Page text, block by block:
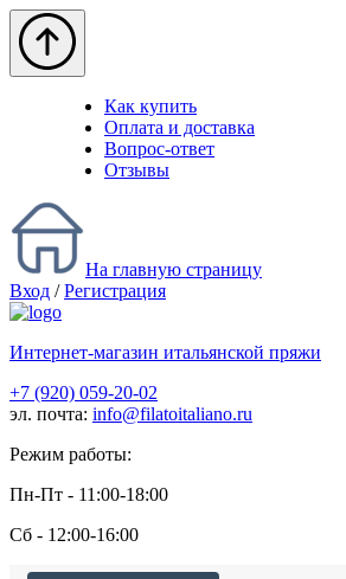
Как купить
Оплата и доставка
Вопрос-ответ
Отзывы
На главную страницу
Вход /Регистрация
Интернет-магазин итальянской пряжи
+7 (920) 059-20-02
эл. почта: info@filatoitaliano.ru
Режим работы:
Пн-Пт - 11:00-18:00
Сб - 12:00-16:00